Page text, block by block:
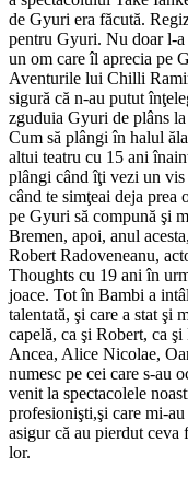
de Gyuri era făcută.
pentru Gyuri. Nu doar l-
un om care îl aprecia pe
Aventurile lui Chilli
sigură că n-au putut
zguduia Gyuri de plâns
Cum să plângi în halul
altui teatru cu 15 ani
plângi când îţi vezi un
când te simţeai deja prea
pe Gyuri să compună şi
Bremen, apoi, anul
Robert Radoveneanu,
Thoughts cu 19 ani în
joace. Tot în Bambi a
talentată, şi care a stat şi
capelă, ca şi Robert, ca
Ancea, Alice Nicolae,
numesc pe cei care s-au
venit la spectacolele
profesionişti,şi care mi-
asigur că au pierdut
lor.